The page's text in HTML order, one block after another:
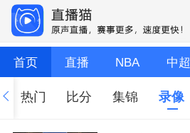
首页 直播 NBA 中超
热门 比分 集锦 录像